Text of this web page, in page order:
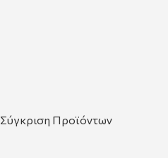
Σύγκριση Προϊόντων